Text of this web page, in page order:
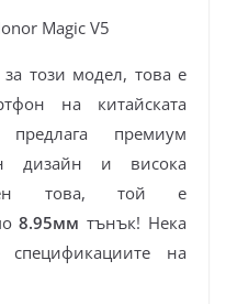
Magic V5
този модел, това е
на китайската
премиум
дизайн и висока
това, той е
8.95ммтънък! Нека
на